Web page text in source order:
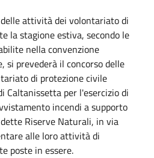
attività dei volontariato di
la stagione estiva, secondo le
nella convenzione
si prevederà il concorso delle
di protezione civile
per l'esercizio di
incendi a supporto
Riserve Naturali, in via
alle loro attività di
poste in essere.